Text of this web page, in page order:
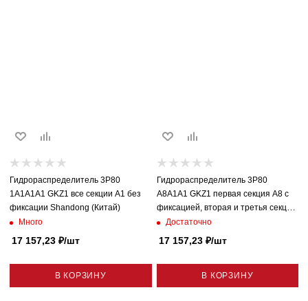
Гидрораспределитель 3P80
1A1A1A1 GKZ1 все секции A1 без
фиксации Shandong (Китай)
Много
17 157,23 ₽/шт
В КОРЗИНУ
Гидрораспределитель 3P80
A8A1A1 GKZ1 первая секция A8 с
фиксацией, вторая и третья секции
A1 без фиксации Shandong (Китай)
Достаточно
17 157,23₽/шт
В КОРЗИНУ